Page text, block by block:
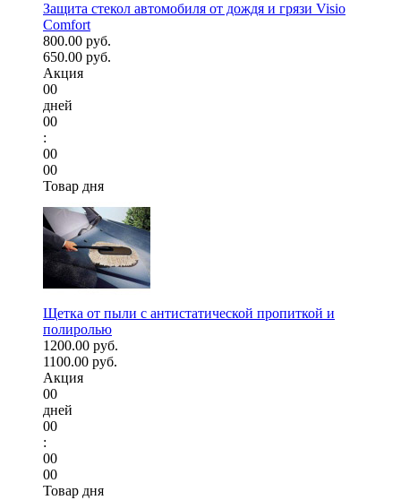
Защита стекол автомобиля от дождя и грязи Visio
Comfort
800.00 руб.
650.00 руб.
Акция
00
дней
00
:
00
00
Товар дня
Щетка от пыли с антистатической пропиткой и
полиролью
1200.00 руб.
1100.00 руб.
Акция
00
дней
00
:
00
00
Товар дня